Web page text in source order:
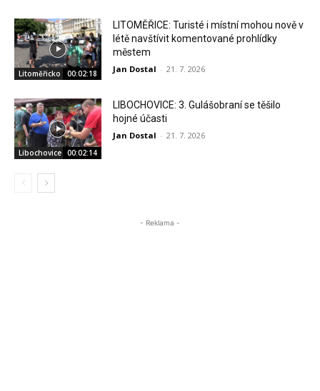
Litoměřicko 00:02:18
LITOMĚŘICE: Turisté i místní mohou nově v
létě navštívit komentované prohlídky
městem
Jan Dostal - 21. 7. 2026
Libochovice 00:02:14
LIBOCHOVICE: 3. Gulášobraní se těšilo
hojné účasti
Jan Dostal - 21. 7. 2026
- Reklama -